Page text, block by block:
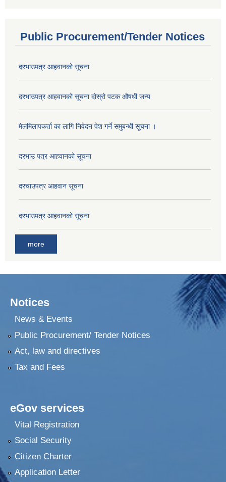
Public Procurement/Tender Notices
दरभाउपत्र आहवानको सूचना
दरभाउपत्र आहवानको सूचना दोस्रो पटक औषधी जन्य
मेलमिलापकर्ता का लागि निवेदन पेश गर्ने समुबन्धी सूचना ।
दरभाउ पत्र आहवानको सूचना
दरचाउपत्र आहवान सूचना
दरभाउपत्र आहवानको सूचना
more
Notices
News & Events
Public Procurement/ Tender Notices
Act, law and directives
Tax and Fees
eGov services
Vital Registration
Social Security
Citizen Charter
Application Letter